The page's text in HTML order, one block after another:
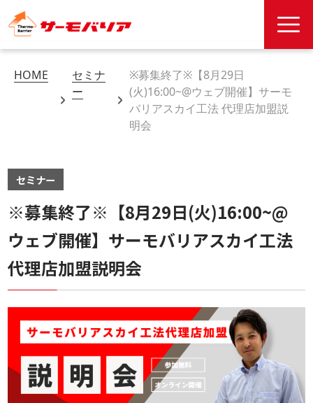
HOME
セミナ
ー
※募集終了※【8月29日
(火)16:00~@ウェブ開催】サーモ
バリアスカイ工法 代理店加盟説
明会
セミナー
※募集終了※【8月29日(火)16:00~@
ウェブ開催】サーモバリアスカイ工法
代理店加盟説明会